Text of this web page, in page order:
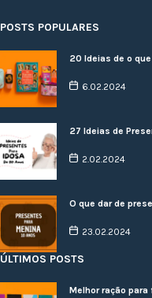
POSTS POPULARES
20 Ideias de o
6.02.2024
27 Ideias de
2.02.2024
O que dar de
23.02.2024
ÚLTIMOS POSTS
Melhor ração